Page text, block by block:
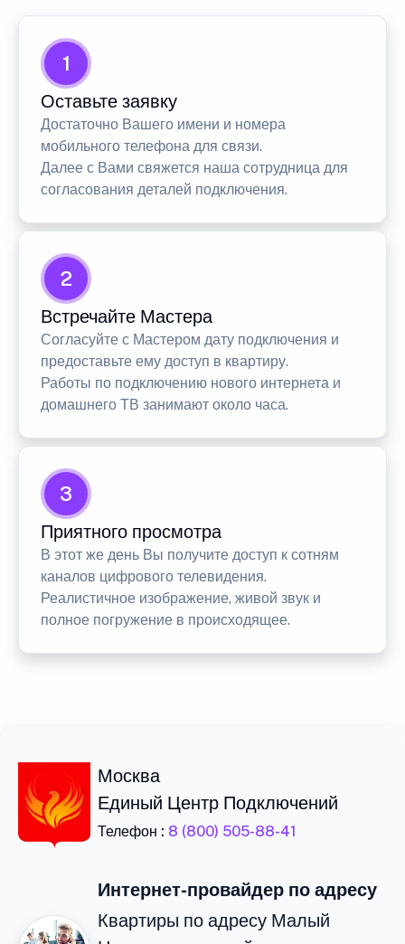
1
Оставьте заявку
Достаточно Вашего имени и номера
мобильного телефона для связи.
Далее с Вами свяжется наша сотрудница для
согласования деталей подключения.
2
Встречайте Мастера
Согласуйте с Мастером дату подключения и
предоставьте ему доступ в квартиру.
Работы по подключению нового интернета и
домашнего ТВ занимают около часа.
3
Приятного просмотра
В этот же день Вы получите доступ к сотням
каналов цифрового телевидения.
Реалистичное изображение, живой звук и
полное погружение в происходящее.
Москва
Единый Центр Подключений
Телефон : 8 (800) 505-88-41
Интернет-провайдер по адресу
Квартиры по адресу Малый